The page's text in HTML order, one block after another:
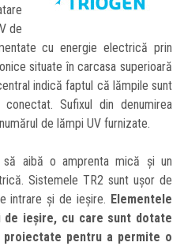
de
cu energie electrică prin
situate în carcasa superioară
indică faptul că lămpile sunt
Sufixul din denumirea
de lămpi UV furnizate.
să aibă o amprenta mică şi un
Sistemele TR2 sunt uşor de
intrare şi de ieşire. Elementele
de ieşire, cu care sunt dotate
pentru a permite o